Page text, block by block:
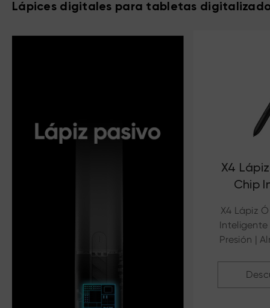
Lápices digitales para tabletas
X4
Chip
X4 Lápiz
Inteligente
Presión |